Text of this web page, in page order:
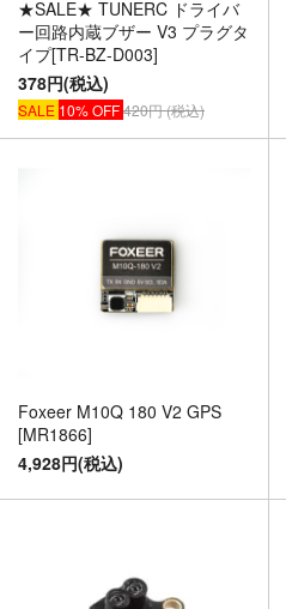
★SALE★ TUNERC ドライバ
ー回路内蔵ブザー V3 プラグタ
イプ[TR-BZ-D003]
378円(税込)
SALE 10% OFF420円 (税込)
Foxeer M10Q 180 V2 GPS
[MR1866]
4,928円(税込)